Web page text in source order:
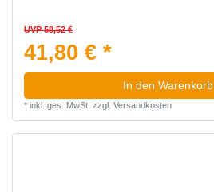
UVP 58,52 €
41,80 € *
In den Warenkorb
* inkl. ges. MwSt. zzgl. Versandkosten